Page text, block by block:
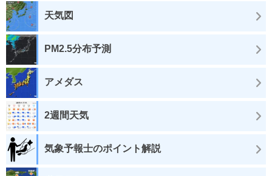
天気図
PM2.5分布予測
アメダス
2週間天気
気象予報士のポイント解説